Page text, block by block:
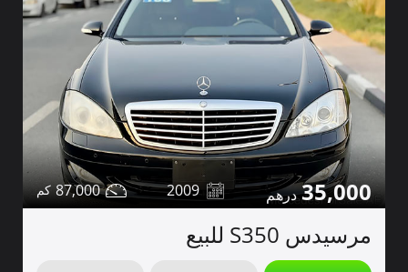
35,000
2009
87,000
مرسيدس S350 للبيع